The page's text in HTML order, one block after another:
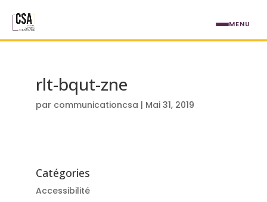
rlt-bqut-zne
par communicationcsa | Mai 31, 2019
Catégories
Accessibilité
MENU